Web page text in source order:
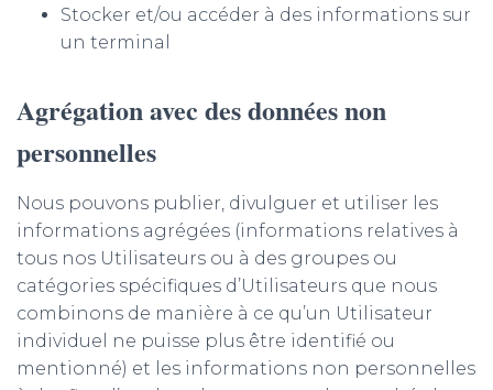
Stocker et/ou accéder à des informations sur
un terminal
Agrégation avec des données non
personnelles
Nous pouvons publier, divulguer et utiliser les
informations agrégées (informations relatives à
tous nos Utilisateurs ou à des groupes ou
catégories spécifiques d’Utilisateurs que nous
combinons de manière à ce qu’un Utilisateur
individuel ne puisse plus être identifié ou
mentionné) et les informations non personnelles